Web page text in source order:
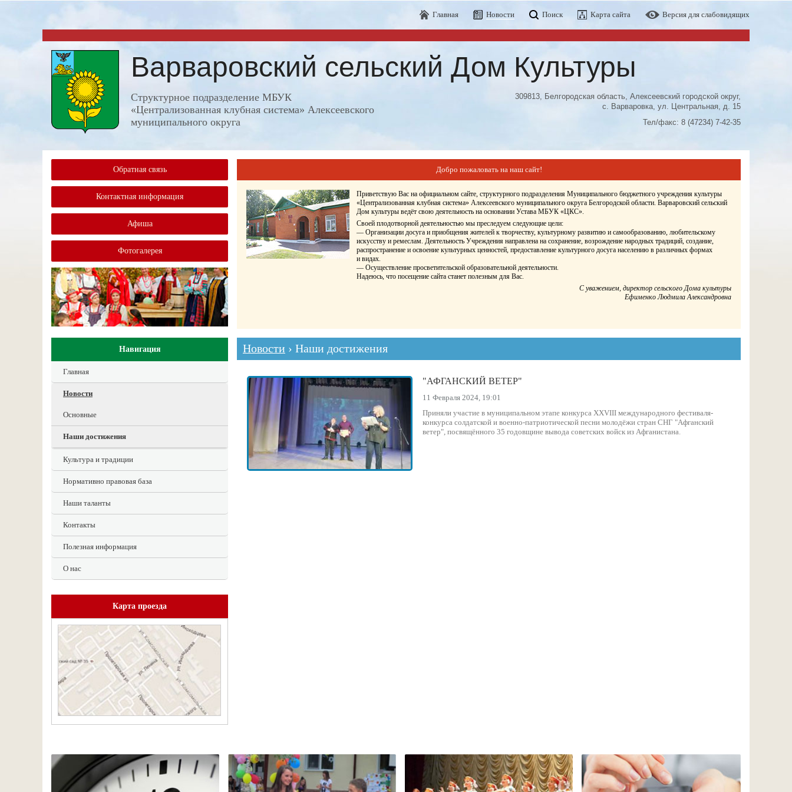
Главная Новости Поиск Карта сайта Версия для слабовидящих
Варваровский сельский Дом Культуры
Структурное подразделение МБУК
«Централизованная клубная система» Алексеевского
муниципального округа
309813, Белгородская область, Алексеевский городской округ,
с. Варваровка, ул. Центральная, д. 15
Тел/факс: 8 (47234) 7-42-35
Обратная связь
Контактная информация
Афиша
Фотогалерея
Добро пожаловать на наш сайт!
Приветствую Вас на официальном сайте, структурного подразделения Муниципального бюджетного учреждения культуры
«Централизованная клубная система» Алексеевского муниципального округа Белгородской области. Варваровский сельский
Дом культуры ведёт свою деятельность на основании Устава МБУК «ЦКС».
Своей плодотворной деятельностью мы преследуем следующие цели:
— Организации досуга и приобщения жителей к творчеству, культурному развитию и самообразованию, любительскому
искусству и ремеслам. Деятельность Учреждения направлена на сохранение, возрождение народных традиций, создание,
распространение и освоение культурных ценностей, предоставление культурного досуга населению в различных формах
и видах.
— Осуществление просветительской образовательной деятельности.
Надеюсь, что посещение сайта станет полезным для Вас.
С уважением, директор сельского Дома культуры
Ефименко Людмила Александровна
Навигация
Главная
Новости
Основные
Наши достижения
Культура и традиции
Нормативно правовая база
Наши таланты
Контакты
Полезная информация
О нас
Карта проезда
Новости › Наши достижения
"АФГАНСКИЙ ВЕТЕР"
11 Февраля 2024, 19:01
Приняли участие в муниципальном этапе конкурса XXVIII международного фестиваля-
конкурса солдатской и военно-патриотической песни молодёжи стран СНГ "Афганский
ветер", посвящённого 35 годовщине вывода советских войск из Афганистана.